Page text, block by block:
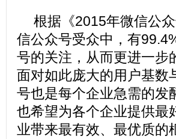
根据《2015年微信公
信公众号受众中，有
号的关注，从而更进一步
面对如此庞大的用户基数
号也是每个企业急需的发
也希望为各个企业提供最
业带来最有效、最优质的